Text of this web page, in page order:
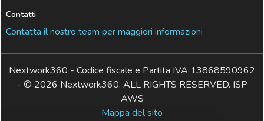
Contatti
Contatta il nostro team per maggiori informazioni
Nextwork360 - Codice fiscale e Partita IVA 13868590962
- © 2026 Nextwork360. ALL RIGHTS RESERVED. ISP
AWS
Mappa del sito